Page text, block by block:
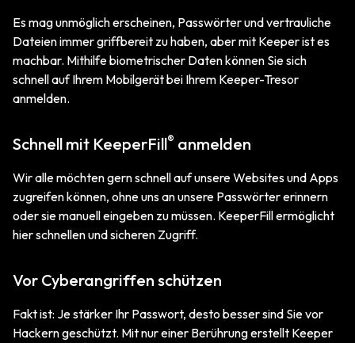
Es mag unmöglich erscheinen, Passwörter und vertrauliche
Dateien immer griffbereit zu haben, aber mit Keeper ist es
machbar. Mithilfe biometrischer Daten können Sie sich
schnell auf Ihrem Mobilgerät bei Ihrem Keeper-Tresor
anmelden.
Schnell mit KeeperFill® anmelden
Wir alle möchten gern schnell auf unsere Websites und Apps
zugreifen können, ohne uns an unsere Passwörter erinnern
oder sie manuell eingeben zu müssen. KeeperFill ermöglicht
hier schnellen und sicheren Zugriff.
Vor Cyberangriffen schützen
Fakt ist: Je stärker Ihr Passwort, desto besser sind Sie vor
Hackern geschützt. Mit nur einer Berührung erstellt Keeper